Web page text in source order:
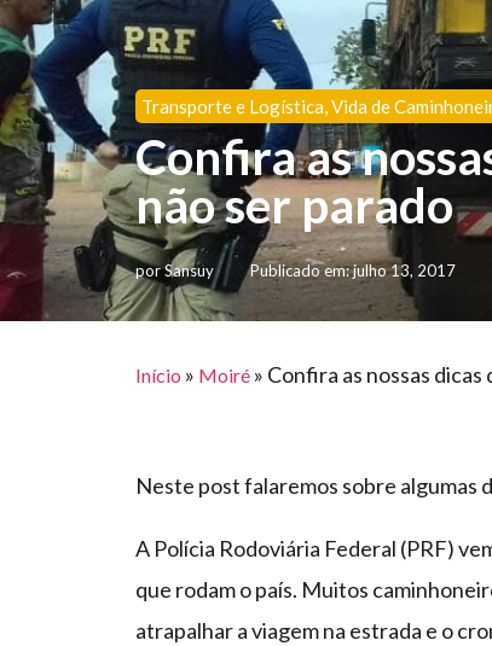
Transporte e Logística,Vida de
Confira as
não ser parado
porSansuy Publicado em:julho 13, 2017
Início » Moiré » Confira as nossas
Neste post falaremos sobre algumas
A Polícia Rodoviária Federal (PRF)
que rodam o país. Muitos
atrapalhar a viagem na estrada e o